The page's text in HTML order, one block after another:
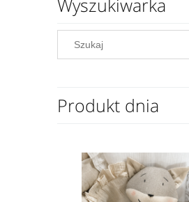
Wyszukiwarka
Produkt dnia